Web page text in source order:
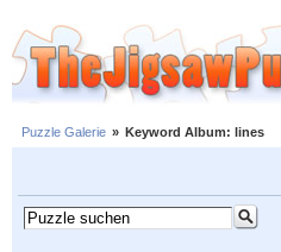
Puzzle Galerie » Keyword Album: lines